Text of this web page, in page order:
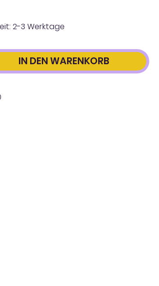
2-3 Werktage
IN DEN WARENKORB